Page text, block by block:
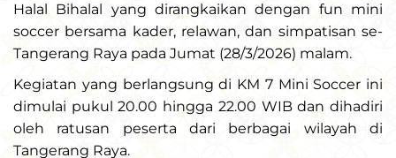
Halal Bihalal yang dirangkaikan dengan fun mini
soccer bersama kader, relawan, dan simpatisan se-
Tangerang Raya pada Jumat (28/3/2026) malam.
Kegiatan yang berlangsung di KM 7 Mini Soccer ini
dimulai pukul 20.00 hingga 22.00 WIB dan dihadiri
oleh ratusan peserta dari berbagai wilayah di
Tangerang Raya.